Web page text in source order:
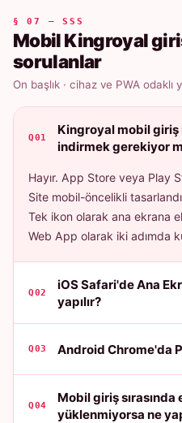
§ 07 — SSS
Mobil Kingroyal
sorulanlar
On başlık · cihaz ve PWA odaklı
Q01
Kingroyal mobil
indirmek gerekiyor
Hayır. App Store veya Play
Site mobil-öncelikli
Tek ikon olarak ana ekrana
Web App olarak iki adımda
Q02
iOS Safari'de Ana
yapılır?
Q03 Android Chrome'da
Q04
Mobil giriş sırasında
yüklenmiyorsa ne